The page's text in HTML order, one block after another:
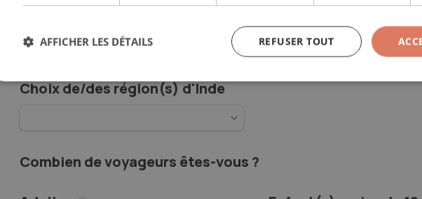
Choix de/des région(s) d'Inde
Combien de voyageurs êtes-vous ?
REFUSER TOUT
AFFICHER LES DÉTAILS